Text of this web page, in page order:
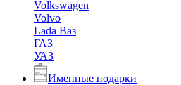
Volkswagen
Volvo
Lada Ваз
ГАЗ
УАЗ
Именные подарки